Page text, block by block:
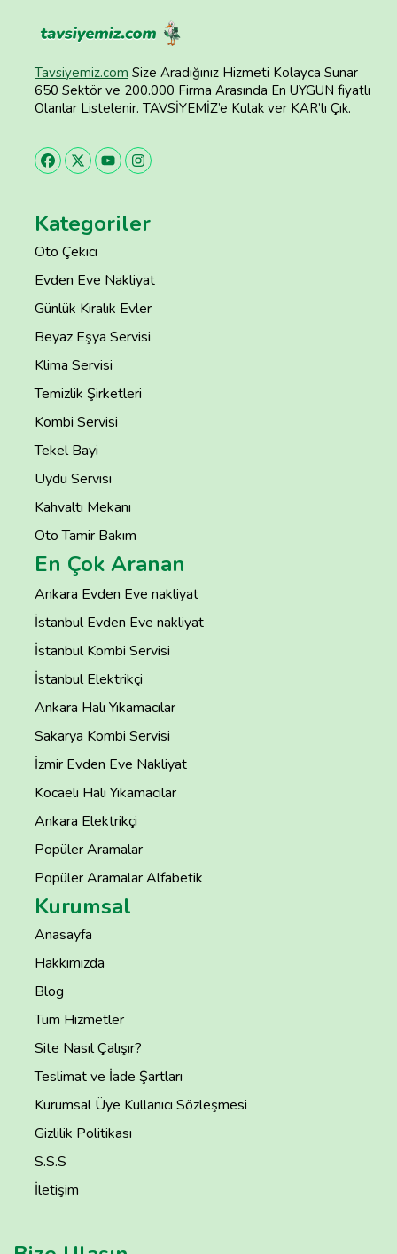
Tavsiyemiz.com Size Aradığınız Hizmeti Kolayca Sunar
650 Sektör ve 200.000 Firma Arasında En UYGUN fiyatlı
Olanlar Listelenir. TAVSİYEMİZ’e Kulak ver KAR’lı Çık.
Kategoriler
Oto Çekici
Evden Eve Nakliyat
Günlük Kiralık Evler
Beyaz Eşya Servisi
Klima Servisi
Temizlik Şirketleri
Kombi Servisi
Tekel Bayi
Uydu Servisi
Kahvaltı Mekanı
Oto Tamir Bakım
En Çok Aranan
Ankara Evden Eve nakliyat
İstanbul Evden Eve nakliyat
İstanbul Kombi Servisi
İstanbul Elektrikçi
Ankara Halı Yıkamacılar
Sakarya Kombi Servisi
İzmir Evden Eve Nakliyat
Kocaeli Halı Yıkamacılar
Ankara Elektrikçi
Popüler Aramalar
Popüler Aramalar Alfabetik
Kurumsal
Anasayfa
Hakkımızda
Blog
Tüm Hizmetler
Site Nasıl Çalışır?
Teslimat ve İade Şartları
Kurumsal Üye Kullanıcı Sözleşmesi
Gizlilik Politikası
S.S.S
İletişim